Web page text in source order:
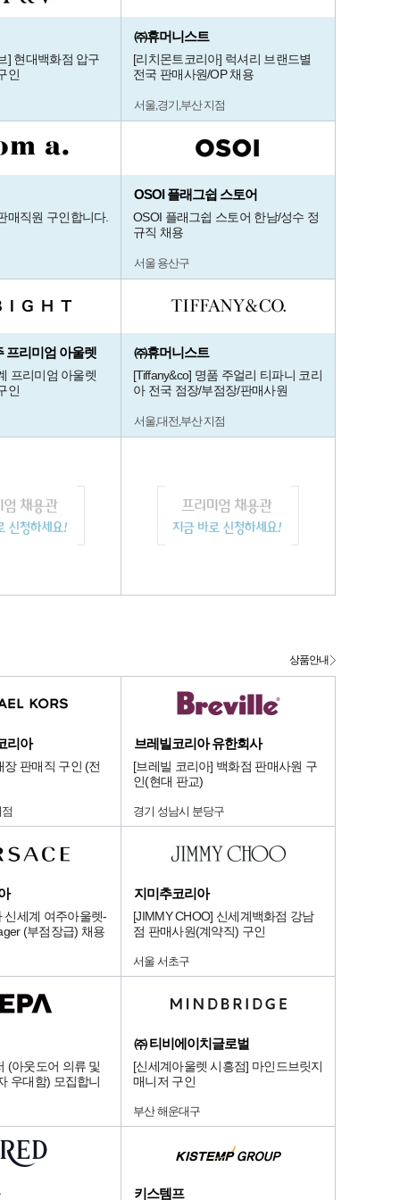
] 현대백화점 압구
인
㈜휴머니스트
[리치몬트코리아] 럭셔리 브랜드별
전국 판매사원/OP 채용
서울,경기,부산 지점
매직원 구인합니다.
OSOI 플래그쉽 스토어
OSOI 플래그쉽 스토어 한남/성수 정
규직 채용
서울 용산구
프리미엄 아울렛
프리미엄 아울렛
인
㈜휴머니스트
[Tiffany&co] 명품 주얼리 티파니 코리
아 전국 점장/부점장/판매사원
서울,대전,부산 지점
리아
판매직 구인 (전
브레빌코리아 유한회사
[브레빌 코리아] 백화점 판매사원 구
인(현대 판교)
경기 성남시 분당구
신세계 여주아울렛-
(부점장급) 채용
지미추코리아
[JIMMY CHOO] 신세계백화점 강남
점 판매사원(계약직) 구인
서울 서초구
(아웃도어 의류 및
우대함) 모집합니
㈜ 티비에이치글로벌
[신세계아울렛 시흥점] 마인드브릿지
매니저 구인
부산 해운대구
키스템프
상품안내